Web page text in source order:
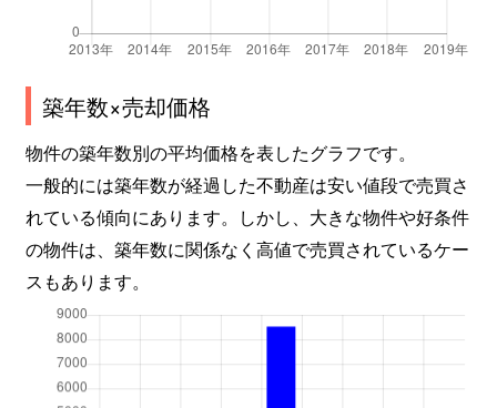
築年数×売却価格
物件の築年数別の平均価格を表したグラフです。
一般的には築年数が経過した不動産は安い値段で売買さ
れている傾向にあります。しかし、大きな物件や好条件
の物件は、築年数に関係なく高値で売買されているケー
スもあります。